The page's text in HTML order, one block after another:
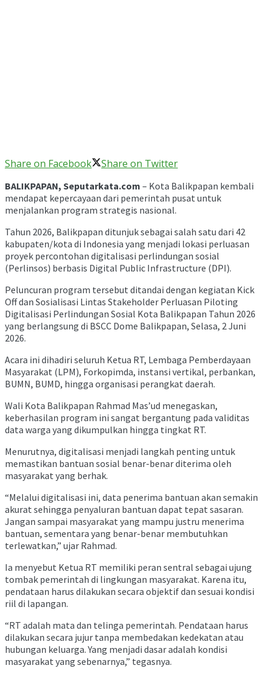
Share on Facebook Share on Twitter
BALIKPAPAN, Seputarkata.com – Kota Balikpapan kembali
mendapat kepercayaan dari pemerintah pusat untuk
menjalankan program strategis nasional.
Tahun 2026, Balikpapan ditunjuk sebagai salah satu dari 42
kabupaten/kota di Indonesia yang menjadi lokasi perluasan
proyek percontohan digitalisasi perlindungan sosial
(Perlinsos) berbasis Digital Public Infrastructure (DPI).
Peluncuran program tersebut ditandai dengan kegiatan Kick
Off dan Sosialisasi Lintas Stakeholder Perluasan Piloting
Digitalisasi Perlindungan Sosial Kota Balikpapan Tahun 2026
yang berlangsung di BSCC Dome Balikpapan, Selasa, 2 Juni
2026.
Acara ini dihadiri seluruh Ketua RT, Lembaga Pemberdayaan
Masyarakat (LPM), Forkopimda, instansi vertikal, perbankan,
BUMN, BUMD, hingga organisasi perangkat daerah.
Wali Kota Balikpapan Rahmad Mas’ud menegaskan,
keberhasilan program ini sangat bergantung pada validitas
data warga yang dikumpulkan hingga tingkat RT.
Menurutnya, digitalisasi menjadi langkah penting untuk
memastikan bantuan sosial benar-benar diterima oleh
masyarakat yang berhak.
“Melalui digitalisasi ini, data penerima bantuan akan semakin
akurat sehingga penyaluran bantuan dapat tepat sasaran.
Jangan sampai masyarakat yang mampu justru menerima
bantuan, sementara yang benar-benar membutuhkan
terlewatkan,” ujar Rahmad.
Ia menyebut Ketua RT memiliki peran sentral sebagai ujung
tombak pemerintah di lingkungan masyarakat. Karena itu,
pendataan harus dilakukan secara objektif dan sesuai kondisi
riil di lapangan.
“RT adalah mata dan telinga pemerintah. Pendataan harus
dilakukan secara jujur tanpa membedakan kedekatan atau
hubungan keluarga. Yang menjadi dasar adalah kondisi
masyarakat yang sebenarnya,” tegasnya.